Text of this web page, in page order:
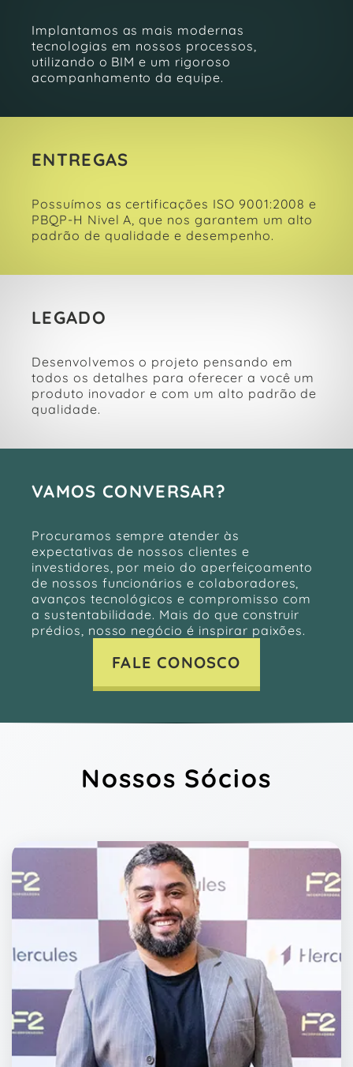
Implantamos as mais modernas
tecnologias em nossos processos,
utilizando o BIM e um rigoroso
acompanhamento da equipe.
ENTREGAS
Possuímos as certificações ISO 9001:2008 e
PBQP-H Nivel A, que nos garantem um alto
padrão de qualidade e desempenho.
LEGADO
Desenvolvemos o projeto pensando em
todos os detalhes para oferecer a você um
produto inovador e com um alto padrão de
qualidade.
VAMOS CONVERSAR?
Procuramos sempre atender às
expectativas de nossos clientes e
investidores, por meio do aperfeiçoamento
de nossos funcionários e colaboradores,
avanços tecnológicos e compromisso com
a sustentabilidade. Mais do que construir
prédios, nosso negócio é inspirar paixões.
FALE CONOSCO
Nossos Sócios